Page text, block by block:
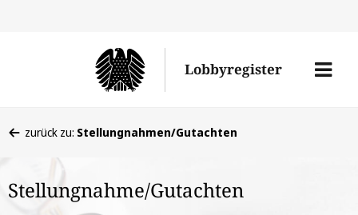
Lobbyregister
Menü
befinden
hier:
zurück zu: Stellungnahmen/Gutachten
Stellungnahme/Gutachten